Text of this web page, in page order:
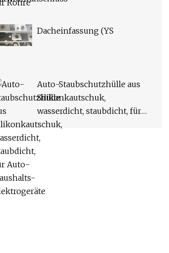
Dacheinfassung (YS
Auto-Staubschutzhülle aus
Silikonkautschuk,
wasserdicht, staubdicht, für
Auto-Haushalts-
Elektrogeräte